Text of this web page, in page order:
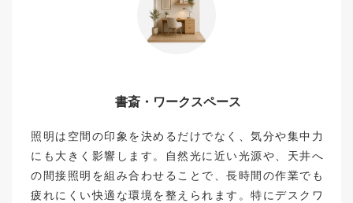
書斎・ワークスペース
照明は空間の印象を決めるだけでなく、気分や集中力
にも大きく影響します。自然光に近い光源や、天井へ
の間接照明を組み合わせることで、長時間の作業でも
疲れにくい快適な環境を整えられます。特にデスクワ